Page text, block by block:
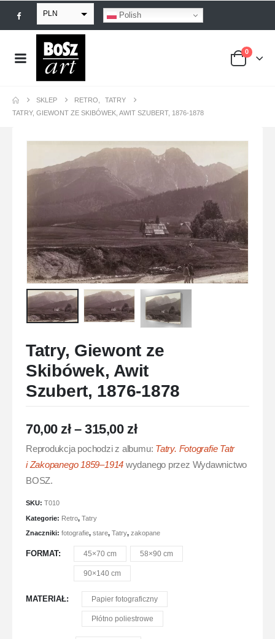
PLN
EUR
USD
Polish
0
SKLEP RETRO
TATRY
TATRY, GIEWONT ZE SKIBÓWEK, AWIT SZUBERT, 1876-1878
Tatry, Giewont ze
Skibówek, Awit
Szubert, 1876-1878
70,00zł – 315,00zł
Reprodukcja pochodzi z albumu: Tatry. Fotografie Tatr
i Zakopanego 1859–1914 wydanego przez Wydawnictwo
BOSZ.
SKU: T010
Kategorie: Retro, Tatry
Znaczniki: fotografie, stare, Tatry, zakopane
FORMAT 45×70 cm 58×90 cm
90×140 cm
MATERIAŁ Papier fotograficzny
Płótno poliestrowe